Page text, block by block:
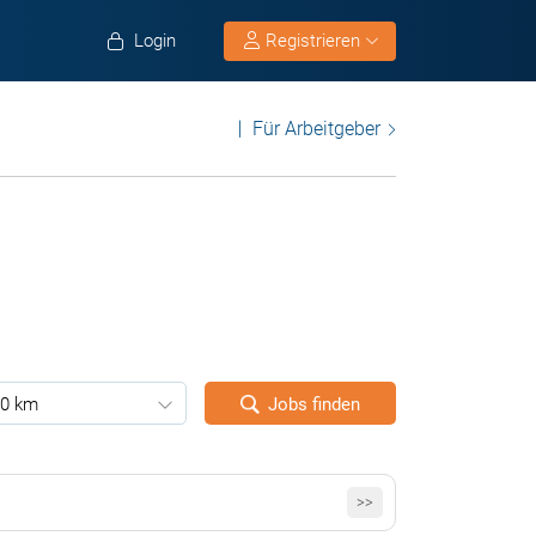
Login Registrieren
Für Arbeitgeber
km Jobs finden
>>